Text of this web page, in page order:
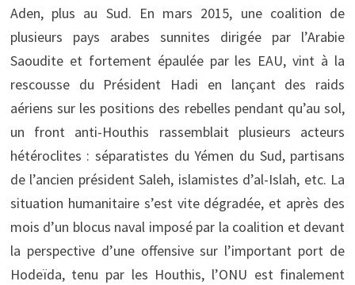
Aden, plus au Sud. En mars 2015, une coalition de
plusieurs pays arabes sunnites dirigée par l’Arabie
Saoudite et fortement épaulée par les EAU, vint à la
rescousse du Président Hadi en lançant des raids
aériens sur les positions des rebelles pendant qu’au sol,
un front anti-Houthis rassemblait plusieurs acteurs
hétéroclites : séparatistes du Yémen du Sud, partisans
de l’ancien président Saleh, islamistes d’al-Islah, etc. La
situation humanitaire s’est vite dégradée, et après des
mois d’un blocus naval imposé par la coalition et devant
la perspective d’une offensive sur l’important port de
Hodeïda, tenu par les Houthis, l’ONU est finalement